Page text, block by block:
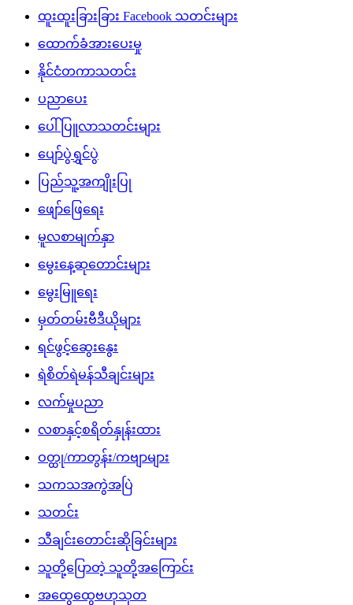
ထူးထူးခြားခြား Facebook သတင်းများ
ထောက်ခံအားပေးမှု
နိုင်ငံတကာသတင်း
ပညာပေး
ပေါ်ပြူလာသတင်းများ
ပျော်ပွဲရွှင်ပွဲ
ပြည်သူ့အကျိုးပြု
ဖျော်ဖြေရေး
မူလစာမျက်နှာ
မွေးနေ့ဆုတောင်းများ
မွေးမြူရေး
မှတ်တမ်းဗီဒီယိုများ
ရင်ဖွင့်ဆွေးနွေး
ရဲစိတ်ရဲမန်သီချင်းများ
လက်မှုပညာ
လစာနှင့်စရိတ်နှုန်းထား
ဝတ္ထု/ကာတွန်း/ကဗျာများ
သကသအကွဲအပြဲ
သတင်း
သီချင်းတောင်းဆိုခြင်းများ
သူတို့ပြောတဲ့ သူတို့အကြောင်း
အထွေထွေဗဟုသုတ